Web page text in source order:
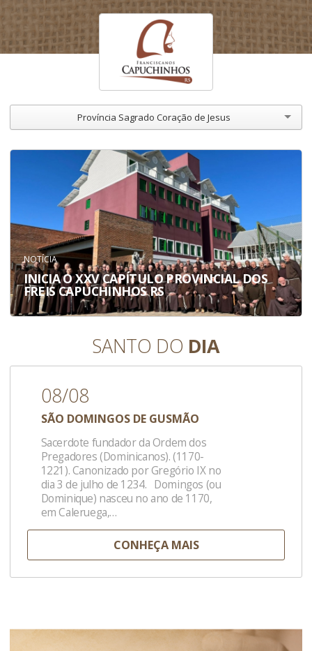
Província Sagrado Coração de Jesus
NOTÍCIA
INICIA O XXV CAPÍTULO PROVINCIAL DOS
FREIS CAPUCHINHOS RS
SANTO DO DIA
08/08
SÃO DOMINGOS DE GUSMÃO
Sacerdote fundador da Ordem dos
Pregadores (Dominicanos). (1170-
1221). Canonizado por Gregório IX no
dia 3 de julho de 1234. Domingos (ou
Dominique) nasceu no ano de 1170,
em Caleruega,…
CONHEÇA MAIS